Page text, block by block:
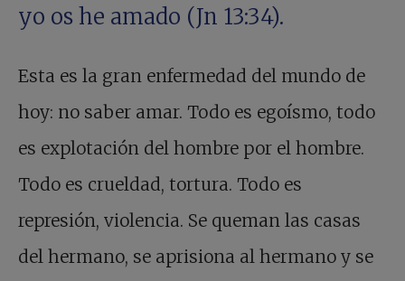
yo os he amado (Jn 13:34).
Esta es la gran enfermedad del mundo de
hoy: no saber amar. Todo es egoísmo, todo
es explotación del hombre por el hombre.
Todo es crueldad, tortura. Todo es
represión, violencia. Se queman las casas
del hermano, se aprisiona al hermano y se